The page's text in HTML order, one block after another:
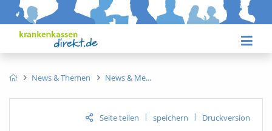
News & Themen News & Me
Seite teilen | speichern | Druckversion